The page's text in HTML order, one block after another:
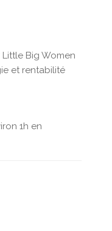
Big Women
et rentabilité
1h en